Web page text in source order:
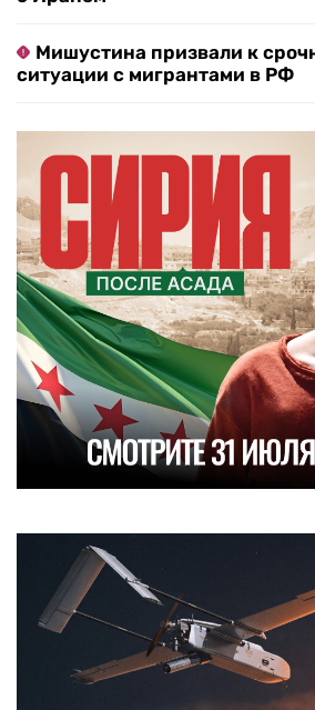
Мишустина призвали к
ситуации с мигрантами в РФ